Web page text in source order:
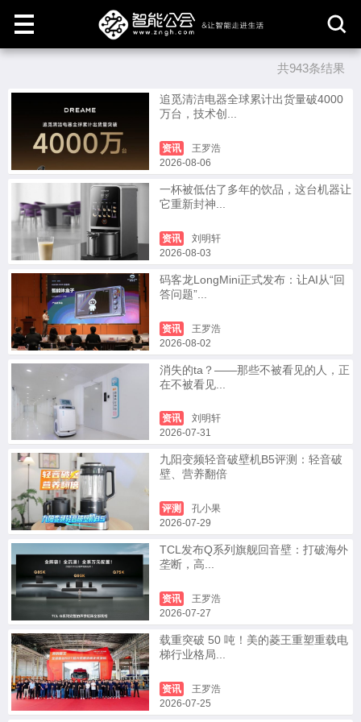
共943条结果
追觅清洁电器全球累计出货量破4000
万台，技术创...
资讯
王罗浩
2026-08-06
一杯被低估了多年的饮品，这台机器让
它重新封神...
资讯
刘明轩
2026-08-03
码客龙LongMini正式发布：让AI从“回
答问题”...
资讯
王罗浩
2026-08-02
消失的ta？——那些不被看见的人，正
在不被看见...
资讯
刘明轩
2026-07-31
九阳变频轻音破壁机B5评测：轻音破
壁、营养翻倍
评测
孔小果
2026-07-29
TCL发布Q系列旗舰回音壁：打破海外
垄断，高...
资讯
王罗浩
2026-07-27
载重突破 50 吨！美的菱王重塑重载电
梯行业格局...
资讯
王罗浩
2026-07-25